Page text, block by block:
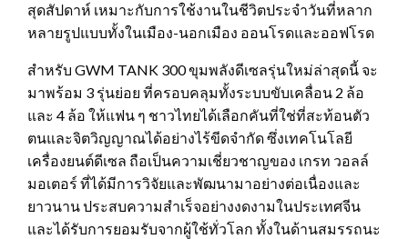
สุดสัปดาห์ เหมาะกับการใช้งานในชีวิตประจำวันที่หลาก
หลายรูปแบบทั้งในเมือง-นอกเมือง ออนโรดและออฟโรด
สำหรับ GWM TANK 300 ขุมพลังดีเซลรุ่นใหม่ล่าสุดนี้ จะ
มาพร้อม 3 รุ่นย่อย ที่ครอบคลุมทั้งระบบขับเคลื่อน 2 ล้อ
และ 4 ล้อ ให้แฟน ๆ ชาวไทยได้เลือกคันที่ใช่ที่สะท้อนตัว
ตนและจิตวิญญาณได้อย่างไร้ขีดจำกัด ซึ่งเทคโนโลยี
เครื่องยนต์ดีเซล ถือเป็นความเชี่ยวชาญของ เกรท วอลล์
มอเตอร์ ที่ได้มีการวิจัยและพัฒนามาอย่างต่อเนื่องและ
ยาวนาน ประสบความสำเร็จอย่างงดงามในประเทศจีน
และได้รับการยอมรับจากผู้ใช้ทั่วโลก ทั้งในด้านสมรรถนะ